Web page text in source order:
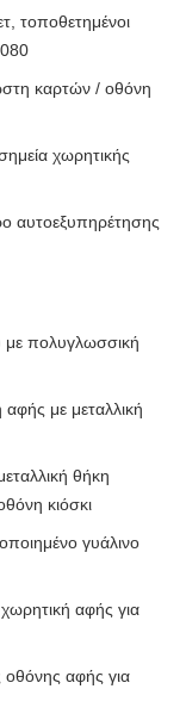
τοποθετημένοι
καρτών / οθόνη
χωρητικής
αυτοεξυπηρέτησης
με πολυγλωσσική
με μεταλλική
θήκη
κιόσκι
γυάλινο
αφής για
αφής για